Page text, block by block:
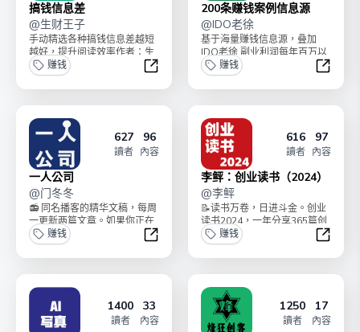
搞钱信息差
@生财王子
手动精选各种搞钱信息差越短
越好，提升阅读效率作者：生
财王子，AI破局俱乐部合伙
人，AI破局航海教练，...
赚钱
搞钱信息差
200条赚钱案例信息源
@IDO老徐
基于海量赚钱信息源，叠加
IDO老徐 副业利润每年百万以
上的「赚钱敏感度和实践经
验」，由 IDO老徐...
赚钱
200条
627
讀者
96
內容
一人公司
@门冬冬
📻 同名播客的精华文稿，每周
一更新两篇文章。如果你正在
探索自由职业的可能性，想看
到脱离平台的商业模...
赚钱
一人公司
616
讀者
97
內容
李鲆：创业读书（2024）
@李鲆
📝读书万卷，日进斗金。创业
读书2024，一年分享365篇创
业读书笔记。可永久阅读。让
创业者少走弯路...
赚钱
李鲆
1400
讀者
33
內容
1250
讀者
17
內容